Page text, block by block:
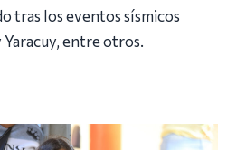
tras los eventos sísmicos
Yaracuy, entre otros.